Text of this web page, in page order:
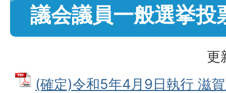
議会議員一般選挙投
更
(確定)令和5年4月9日執行 滋